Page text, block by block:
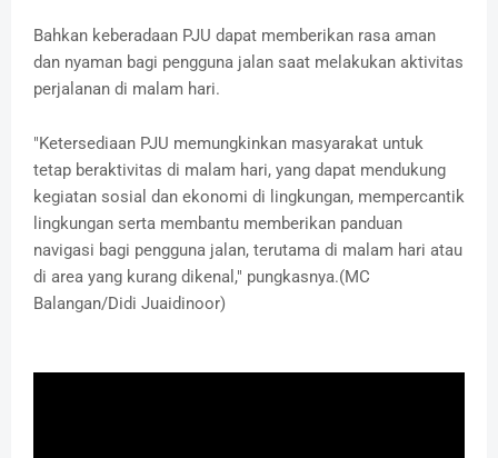
Bahkan keberadaan PJU dapat memberikan rasa aman
dan nyaman bagi pengguna jalan saat melakukan aktivitas
perjalanan di malam hari.
"Ketersediaan PJU memungkinkan masyarakat untuk
tetap beraktivitas di malam hari, yang dapat mendukung
kegiatan sosial dan ekonomi di lingkungan, mempercantik
lingkungan serta membantu memberikan panduan
navigasi bagi pengguna jalan, terutama di malam hari atau
di area yang kurang dikenal," pungkasnya.(MC
Balangan/Didi Juaidinoor)